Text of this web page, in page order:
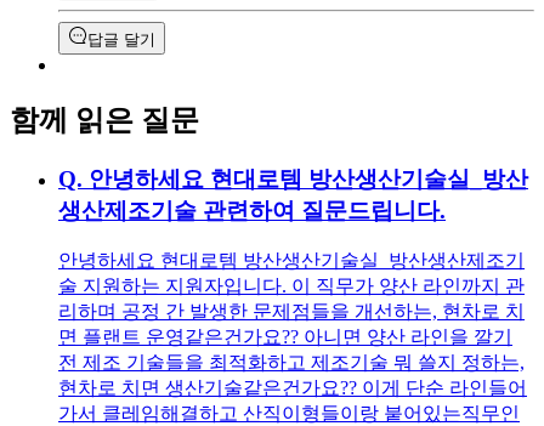
답글 달기
함께 읽은 질문
Q. 안녕하세요 현대로템 방산생산기술실_방산
생산제조기술 관련하여 질문드립니다.
안녕하세요 현대로템 방산생산기술실_방산생산제조기
술 지원하는 지원자입니다. 이 직무가 양산 라인까지 관
리하며 공정 간 발생한 문제점들을 개선하는, 현차로 치
면 플랜트 운영같은건가요?? 아니면 양산 라인을 깔기
전 제조 기술들을 최적화하고 제조기술 뭐 쓸지 정하는,
현차로 치면 생산기술같은건가요?? 이게 단순 라인들어
가서 클레임해결하고 산직이형들이랑 붙어있는직무인